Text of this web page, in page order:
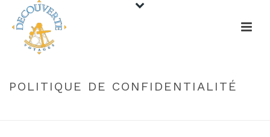
POLITIQUE DE CONFIDENTIALITÉ